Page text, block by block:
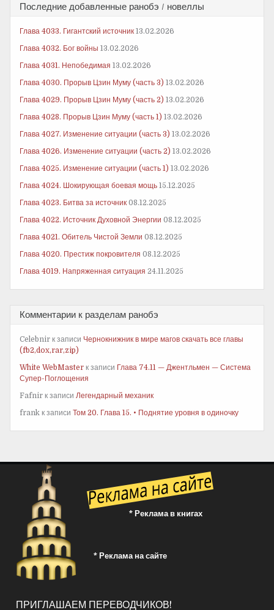
Последние добавленные ранобэ / новеллы
Глава 4033. Гигантский источник 13.02.2026
Глава 4032. Бог войны 13.02.2026
Глава 4031. Непобедимая 13.02.2026
Глава 4030. Прорыв Цзин Муму (часть 3) 13.02.2026
Глава 4029. Прорыв Цзин Муму (часть 2) 13.02.2026
Глава 4028. Прорыв Цзин Муму (часть 1) 13.02.2026
Глава 4027. Изменение ситуации (часть 3) 13.02.2026
Глава 4026. Изменение ситуации (часть 2) 13.02.2026
Глава 4025. Изменение ситуации (часть 1) 13.02.2026
Глава 4024. Шокирующая боевая мощь 15.12.2025
Глава 4023. Битва за источник 08.12.2025
Глава 4022. Источник Духовной Энергии 08.12.2025
Глава 4021. Обитель Чистой Земли 08.12.2025
Глава 4020. Престиж покровителя 08.12.2025
Глава 4019. Напряженная ситуация 24.11.2025
Комментарии к разделам ранобэ
Celebnir к записи Чернокнижник в мире магов скачать все главы
(fb2,dox,rar,zip)
White WebMaster к записи Глава 74.11 — Джентльмен — Система
Супер-Поглощения
Fafnir к записи Легендарный механик
frank к записи Том 20. Глава 15. • Поднятие уровня в одиночку
* Реклама в книгах
* Реклама на сайте
ПРИГЛАШАЕМ ПЕРЕВОДЧИКОВ!